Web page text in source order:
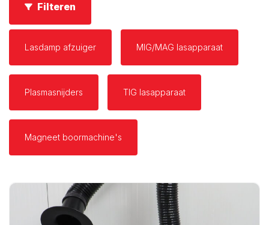
Filteren
Lasdamp afzuiger MIG/MAG lasapparaat
Plasmasnijders TIG lasapparaat
Magneet boormachine's